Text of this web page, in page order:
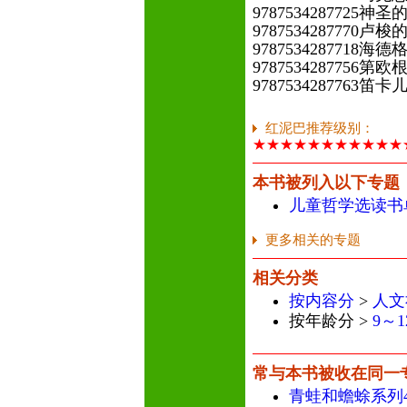
9787534287725神圣
9787534287770卢梭
9787534287718海德
9787534287756第欧
9787534287763笛卡
红泥巴推荐级别：
本书被列入以下专题
儿童哲学选读书
更多相关的专题
相关分类
按内容分 > 人
按年龄分 > 9～
常与本书被收在同一
青蛙和蟾蜍系